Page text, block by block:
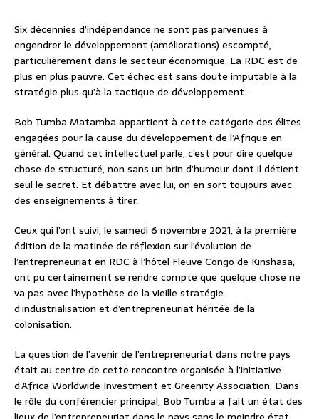
Six décennies d’indépendance ne sont pas parvenues à
engendrer le développement (améliorations) escompté,
particulièrement dans le secteur économique. La RDC est de
plus en plus pauvre. Cet échec est sans doute imputable à la
stratégie plus qu’à la tactique de développement.
Bob Tumba Matamba appartient à cette catégorie des élites
engagées pour la cause du développement de l’Afrique en
général. Quand cet intellectuel parle, c’est pour dire quelque
chose de structuré, non sans un brin d’humour dont il détient
seul le secret. Et débattre avec lui, on en sort toujours avec
des enseignements à tirer.
Ceux qui l’ont suivi, le samedi 6 novembre 2021, à la première
édition de la matinée de réflexion sur l’évolution de
l’entrepreneuriat en RDC à l’hôtel Fleuve Congo de Kinshasa,
ont pu certainement se rendre compte que quelque chose ne
va pas avec l’hypothèse de la vieille stratégie
d’industrialisation et d’entrepreneuriat héritée de la
colonisation.
La question de l’avenir de l’entrepreneuriat dans notre pays
était au centre de cette rencontre organisée à l’initiative
d’Africa Worldwide Investment et Greenity Association. Dans
le rôle du conférencier principal, Bob Tumba a fait un état des